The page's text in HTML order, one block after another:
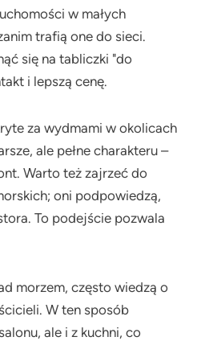
w małych
trafią one do sieci.
się na tabliczki "do
i lepszą cenę.
za wydmami w okolicach
ale pełne charakteru –
Warto też zajrzeć do
oni podpowiedzą,
To podejście pozwala
morzem, często wiedzą o
W ten sposób
ale i z kuchni, co